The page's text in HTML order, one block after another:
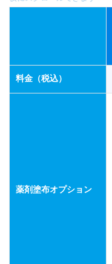
料金（税込）
薬剤塗布オプション